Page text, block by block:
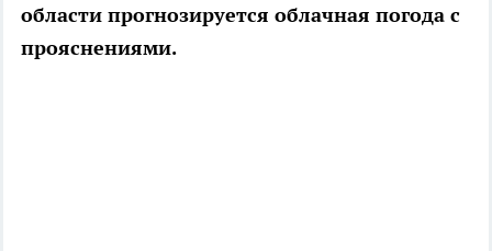
области прогнозируется облачная погода с
прояснениями.